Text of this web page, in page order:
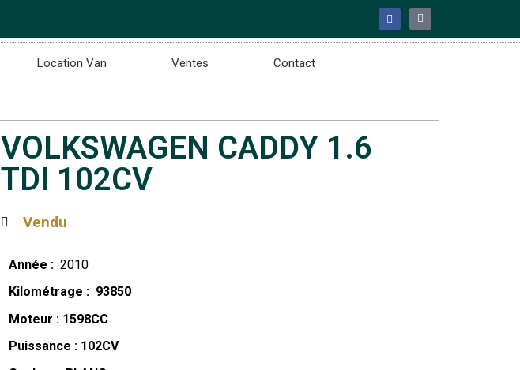
Location Van Ventes Contact
VOLKSWAGEN CADDY 1.6
TDI 102CV
Vendu
Année : 2010
Kilométrage : 93850
Moteur : 1598CC
Puissance : 102CV